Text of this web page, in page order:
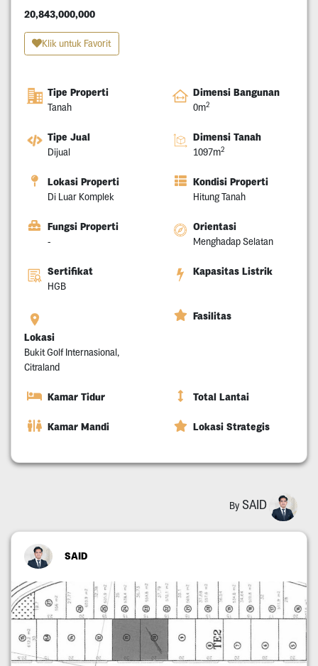
20,843,000,000
Klik untuk Favorit
Tipe Properti
Tanah
Dimensi Bangunan
0m2
Tipe Jual
Dijual
Dimensi Tanah
1097m2
Lokasi Properti
Di Luar Komplek
Kondisi Properti
Hitung Tanah
Fungsi Properti
-
Orientasi
Menghadap Selatan
Sertifikat
HGB
Kapasitas Listrik
Lokasi
Bukit Golf Internasional,
Citraland
Fasilitas
Kamar Tidur Total Lantai
Kamar Mandi Lokasi Strategis
By SAID
SAID